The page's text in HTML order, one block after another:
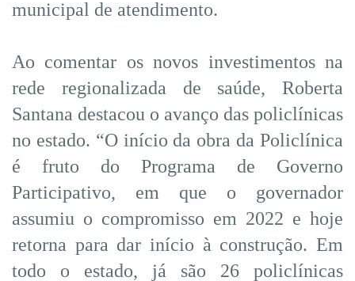
municipal de atendimento.
Ao comentar os novos investimentos na
rede regionalizada de saúde, Roberta
Santana destacou o avanço das policlínicas
no estado. “O início da obra da Policlínica
é fruto do Programa de Governo
Participativo, em que o governador
assumiu o compromisso em 2022 e hoje
retorna para dar início à construção. Em
todo o estado, já são 26 policlínicas